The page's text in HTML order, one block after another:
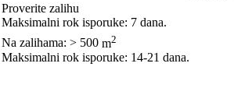
Proverite zalihu
Maksimalni rok isporuke: 7 dana.
Na zalihama: > 500 m2
Maksimalni rok isporuke: 14-21 dana.